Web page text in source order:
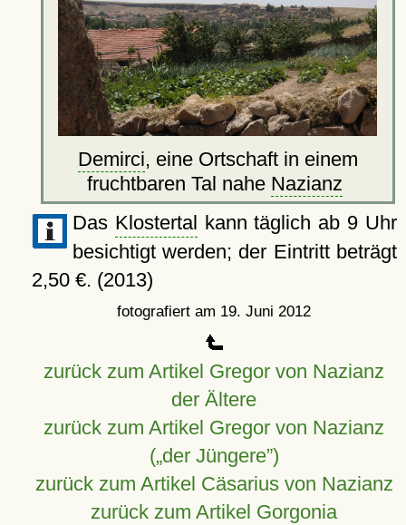
Demirci, eine Ortschaft in einem
fruchtbaren Tal nahe Nazianz
Das Klostertal kann täglich ab 9 Uhr
besichtigt werden; der Eintritt beträgt
2,50 €. (2013)
fotografiert am 19. Juni 2012
zurück zum Artikel Gregor von Nazianz
der Ältere
zurück zum Artikel Gregor von Nazianz
(„der Jüngere”)
zurück zum Artikel Cäsarius von Nazianz
zurück zum Artikel Gorgonia